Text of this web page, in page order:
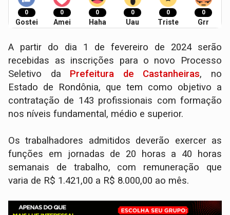
0
Gostei
0
Amei
0
Haha
0
Uau
0
Triste
0
Grr
A partir do dia 1 de fevereiro de 2024 serão
recebidas as inscrições para o novo Processo
Seletivo da Prefeitura de Castanheiras, no
Estado de Rondônia, que tem como objetivo a
contratação de 143 profissionais com formação
nos níveis fundamental, médio e superior.
Os trabalhadores admitidos deverão exercer as
funções em jornadas de 20 horas a 40 horas
semanais de trabalho, com remuneração que
varia de R$ 1.421,00 a R$ 8.000,00 ao mês.